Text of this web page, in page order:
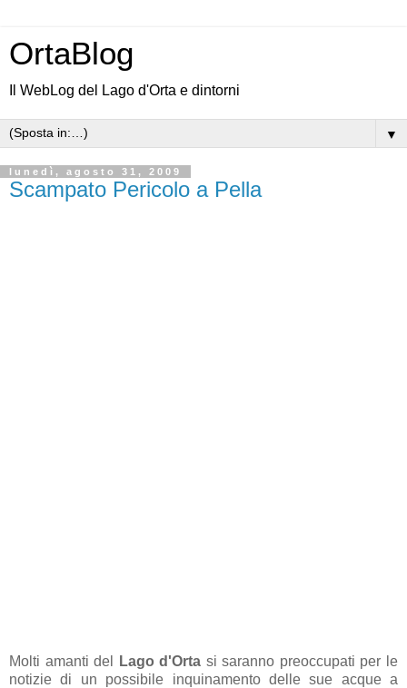
OrtaBlog
Il WebLog del Lago d'Orta e dintorni
▼
lunedì, agosto 31, 2009
Scampato Pericolo a Pella
Molti amanti del Lago d'Orta si saranno preoccupati per le
notizie di un possibile inquinamento delle sue acque a